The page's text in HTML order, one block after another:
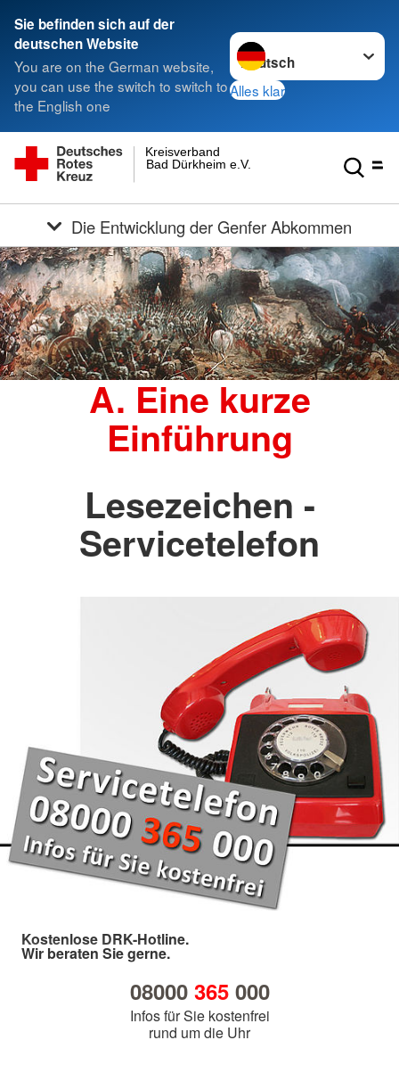
Sie befinden sich auf der
deutschen Website
You are on the German website,
you can use the switch to switch to
the English one
Sprache wechseln zu
Alles klar
Bad Dürkheim e.V.
Kreisverband
Die Entwicklung der Genfer Abkommen
A. Eine kurze
Einführung
Lesezeichen -
Servicetelefon
Kostenlose DRK-Hotline.
Wir beraten Sie gerne.
08000 365000
Infos für Sie kostenfrei
rund um die Uhr